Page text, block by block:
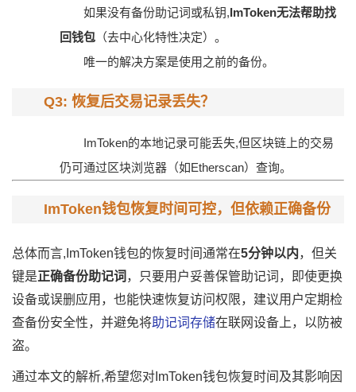
如果没有备份助记词或私钥,ImToken无法帮助找
回钱包 （去中心化特性决定）。
唯一的解决方案是使用之前的备份。
Q3: 恢复后交易记录丢失？
ImToken的本地记录可能丢失,但区块链上的交易
仍可通过区块浏览器（如Etherscan）查询。
ImToken钱包恢复时间可控，但依赖正确备份
总体而言,ImToken钱包的恢复时间通常在5分钟以内，但关
键是正确备份助记词 ，只要用户妥善保管助记词，即使更换
设备或误删应用，也能快速恢复访问权限，建议用户定期检
查备份安全性，并避免将助记词存储在联网设备上，以防被
盗。
通过本文的解析,希望您对ImToken钱包恢复时间及其影响因